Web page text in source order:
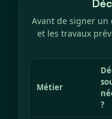
Avant de signer un
et les travaux
Métier
?